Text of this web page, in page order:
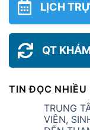
LỊCH
QT
TIN ĐỌC NHIỀU
TRUNG
VIÊN,